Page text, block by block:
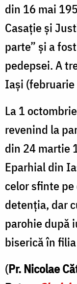
din 16 mai
Casație și
parte” și a
pedepsei. A
Iași
La 1
revenind la
din 24 martie
Eparhial din
celor sfinte pe
detenția, dar
parohie după
biserică în
(Pr. Nicolae